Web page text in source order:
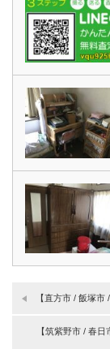
【直方市 / 飯塚
【筑紫野市 / 春